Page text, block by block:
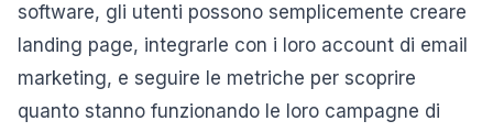
software, gli utenti possono semplicemente creare
landing page, integrarle con i loro account di email
marketing, e seguire le metriche per scoprire
quanto stanno funzionando le loro campagne di